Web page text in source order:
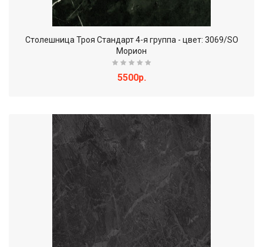
Столешница Троя Стандарт 4-я группа - цвет: 3069/SO
Морион
5500р.